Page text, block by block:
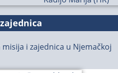
i zajednica u Njemačkoj